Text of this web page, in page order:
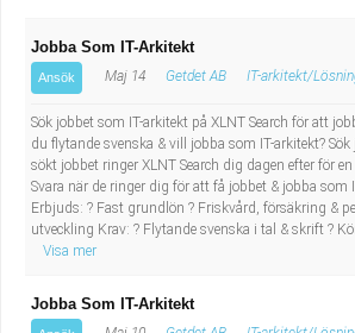
Jobba Som IT-Arkitekt
Ansök Maj 14 Getdet AB IT-arkitekt/
Sök jobbet som IT-arkitekt på XLNT Search för att
du flytande svenska & vill jobba som IT-arkitekt?
sökt jobbet ringer XLNT Search dig dagen efter för
Svara när de ringer dig för att få jobbet & jobba som
Erbjuds: ? Fast grundlön ? Friskvård, försäkring &
utveckling Krav: ? Flytande svenska i tal & skrift ?
Visa mer
Jobba Som IT-Arkitekt